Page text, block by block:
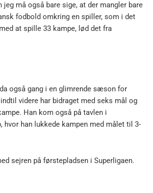
jeg må også bare sige, at der mangler bare
fodbold omkring en spiller, som i det
at spille 33 kampe, lød det fra
også gang i en glimrende sæson for
indtil videre har bidraget med seks mål og
Han kom også på tavlen i
hvor han lukkede kampen med målet til 3-
sejren på førstepladsen i Superligaen.